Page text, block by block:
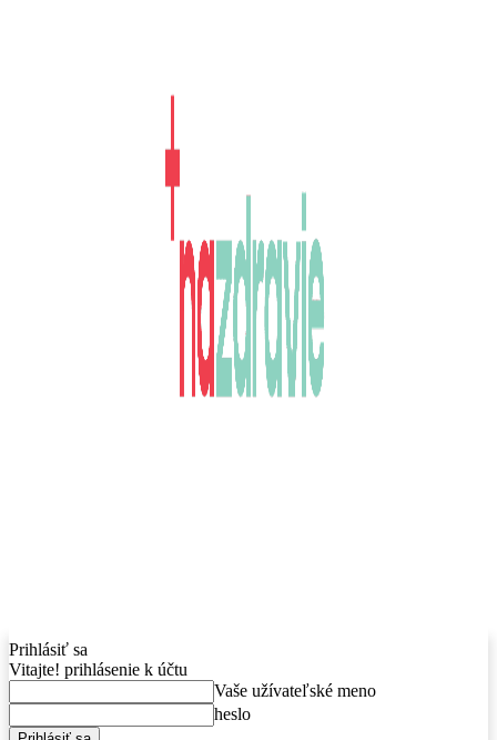
Prihlásiť sa
Vitajte! prihlásenie k účtu
Vaše užívateľské meno
heslo